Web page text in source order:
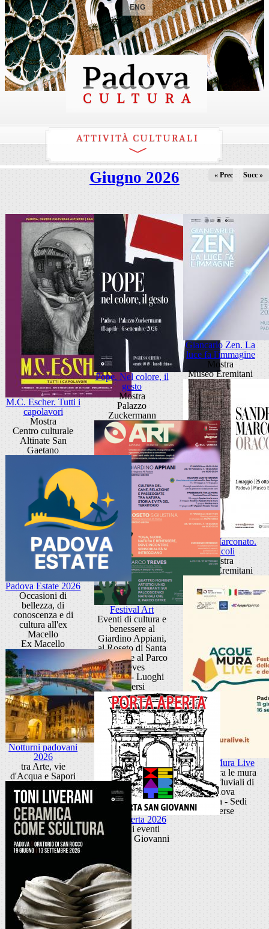
ENG
ATTIVITÀ CULTURALI
Giugno 2026 « Prec Succ »
M.C. Escher. Tutti i
capolavori
Mostra
Centro culturale
Altinate San
Gaetano
Pope. Nel colore, il
gesto
Mostra
Palazzo
Zuckermann
Giancarlo Zen. La
luce fa l'immagine
Mostra
Museo Eremitani
Sandra Marconato.
Oracoli
Mostra
Museo Eremitani
Festival Art
Eventi di cultura e
benessere al
Giardino Appiani,
al Roseto di Santa
Giustina e al Parco
Treves
Padova - Luoghi
diversi
Padova Estate 2026
Occasioni di
bellezza, di
conoscenza e di
cultura all'ex
Macello
Ex Macello
Acque Mura Live
Festival tra le mura
e i porti fluviali di
Padova
Padova - Sedi
diverse
Notturni padovani
2026
tra Arte, vie
d'Acqua e Sapori
Porta Aperta 2026
Ciclo di eventi
Porta San Giovanni